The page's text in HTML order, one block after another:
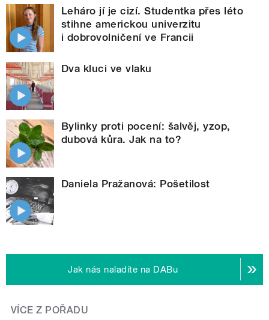
Leháro jí je cizí. Studentka přes léto
stihne americkou univerzitu
i dobrovolničení ve Francii
Dva kluci ve vlaku
Bylinky proti pocení: šalvěj, yzop,
dubová kůra. Jak na to?
Daniela Pražanová: Pošetilost
Jak nás naladíte na DABu
VÍCE Z POŘADU